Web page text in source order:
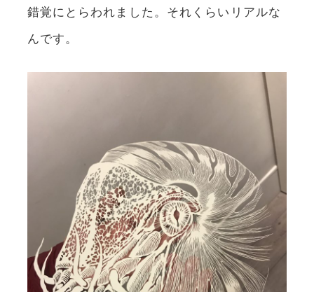
錯覚にとらわれました。それくらいリアルな
んです。